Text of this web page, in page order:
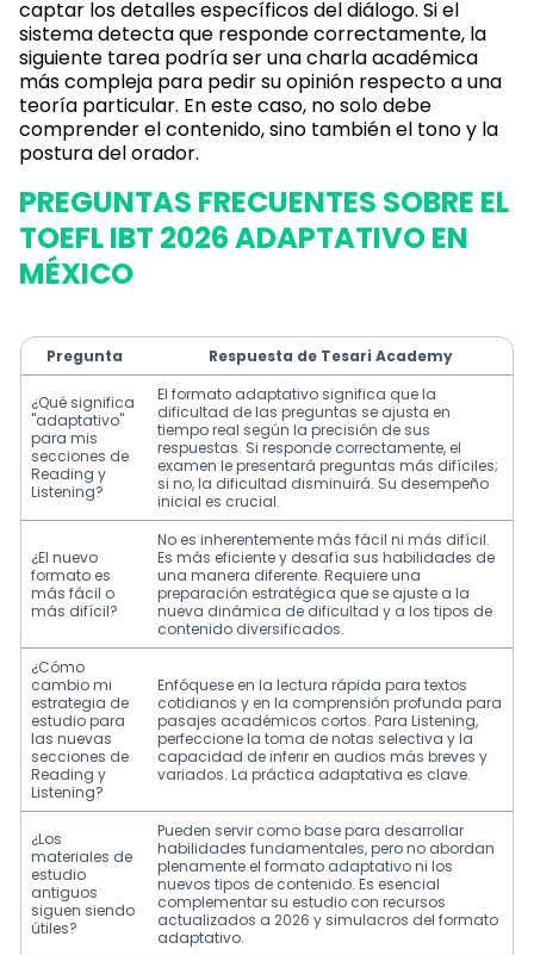
captar los detalles específicos del diálogo. Si el
sistema detecta que responde correctamente, la
siguiente tarea podría ser una charla académica
más compleja para pedir su opinión respecto a una
teoría particular. En este caso, no solo debe
comprender el contenido, sino también el tono y la
postura del orador.
PREGUNTAS FRECUENTES SOBRE EL
TOEFL IBT 2026 ADAPTATIVO EN
MÉXICO
Pregunta Respuesta de Tesari Academy
¿Qué significa
"adaptativo"
para mis
secciones de
Reading y
Listening?
El formato adaptativo significa que la
dificultad de las preguntas se ajusta en
tiempo real según la precisión de sus
respuestas. Si responde correctamente, el
examen le presentará preguntas más difíciles;
si no, la dificultad disminuirá. Su desempeño
inicial es crucial.
¿El nuevo
formato es
más fácil o
más difícil?
No es inherentemente más fácil ni más difícil.
Es más eficiente y desafía sus habilidades de
una manera diferente. Requiere una
preparación estratégica que se ajuste a la
nueva dinámica de dificultad y a los tipos de
contenido diversificados.
¿Cómo
cambio mi
estrategia de
estudio para
las nuevas
secciones de
Reading y
Listening?
Enfóquese en la lectura rápida para textos
cotidianos y en la comprensión profunda para
pasajes académicos cortos. Para Listening,
perfeccione la toma de notas selectiva y la
capacidad de inferir en audios más breves y
variados. La práctica adaptativa es clave.
¿Los
materiales de
estudio
antiguos
siguen siendo
útiles?
Pueden servir como base para desarrollar
habilidades fundamentales, pero no abordan
plenamente el formato adaptativo ni los
nuevos tipos de contenido. Es esencial
complementar su estudio con recursos
actualizados a 2026 y simulacros del formato
adaptativo.